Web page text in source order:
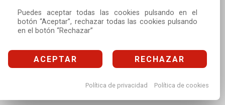
Puedes aceptar todas las cookies pulsando en el
botón “Aceptar”, rechazar todas las cookies pulsando
en el botón “Rechazar”
ACEPTAR RECHAZAR
Política de privacidad Política de cookies